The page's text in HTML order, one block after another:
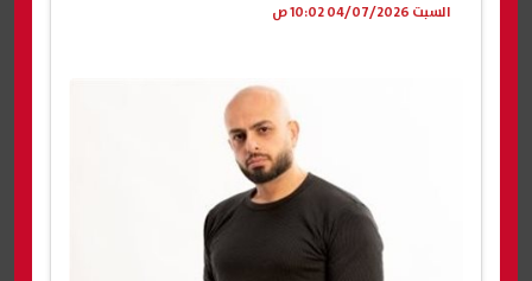
السبت 04/07/2026 10:02 ص